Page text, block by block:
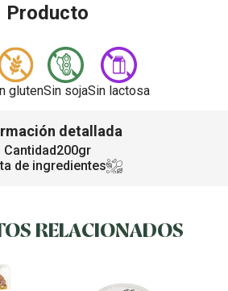
Producto
glutenSin sojaSin lactosa
detallada
Cantidad200gr
de ingredientes
RELACIONADOS